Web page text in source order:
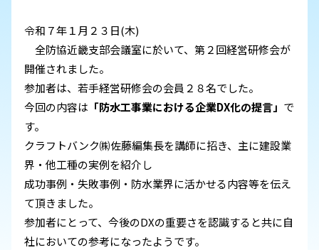
令和７年１月２３日(木)
全防協近畿支部会議室に於いて、第２回経営研修会が
開催されました。
参加者は、若手経営研修会の会員２８名でした。
今回の内容は 「防水工事業における企業DX化の提言」 で
す。
クラフトバンク㈱佐藤編集長を講師に招き、主に建設業
界・他工種の実例を紹介し
成功事例・失敗事例・防水業界に活かせる内容等を伝え
て頂きました。
参加者にとって、今後のDXの重要さを認識すると共に自
社においての参考になったようです。